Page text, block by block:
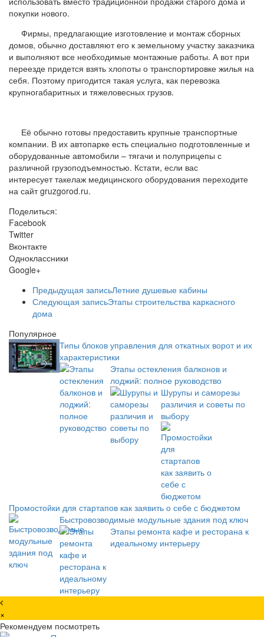
покупки нового.
Фирмы, предлагающие изготовление и монтаж сборных
домов, обычно доставляют его к земельному участку заказчика
и выполняют все необходимые монтажные работы. А вот при
переезде придется взять хлопоты о транспортировке жилья на
себя. Поэтому пригодится такая услуга, как перевозка
крупногабаритных и тяжеловесных грузов.
Её обычно готовы предоставить крупные транспортные
компании. В их автопарке есть специально подготовленные и
оборудованные автомобили – тягачи и полуприцепы с
различной грузоподъемностью. Кстати, если вас
интересует такелаж медицинского оборудования переходите
на сайт gruzgorod.ru.
Поделиться:
Facebook
Twitter
Вконтакте
Одноклассники
Google+
Предыдущая записьЛетние душевые кабины
Следующая записьЭтапы строительства каркасного
дома
Популярное
Типы блоков управления для откатных ворот и их
характеристики
Этапы остекления балконов и
лоджий: полное руководство
Шурупы и саморезы
различия и советы по
выбору
Промостойки для стартапов как заявить о себе с бюджетом
Быстровозводимые модульные здания под ключ
Этапы ремонта кафе и ресторана к
идеальному интерьеру
×
Рекомендуем посмотреть